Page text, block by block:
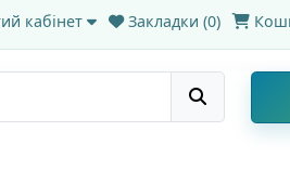
кабінет Закладки (0)